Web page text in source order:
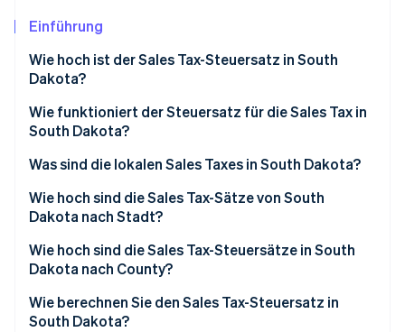
Jetzt ansehen
Einführung
Wie hoch ist der Sales Tax-Steuersatz in South
Dakota?
Wie funktioniert der Steuersatz für die Sales Tax in
South Dakota?
Was sind die lokalen Sales Taxes in South Dakota?
Sales Tax-Spanne in South Dakota 2026
Wie hoch sind die Sales Tax-Sätze von South
Dakota nach Stadt?
Wie hoch sind die Sales Tax-Steuersätze in South
Dakota nach County?
Wie berechnen Sie den Sales Tax-Steuersatz in
South Dakota?